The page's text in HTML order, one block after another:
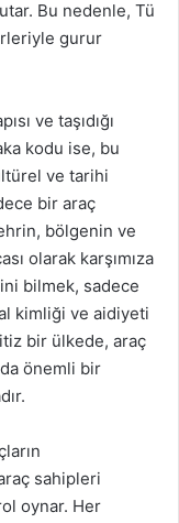
Bu nedenle, Tü
gurur
ve taşıdığı
kodu ise, bu
ve tarihi
bir araç
bölgenin ve
olarak karşımıza
bilmek, sadece
kimliği ve aidiyeti
bir ülkede, araç
önemli bir
sahipleri
oynar. Her